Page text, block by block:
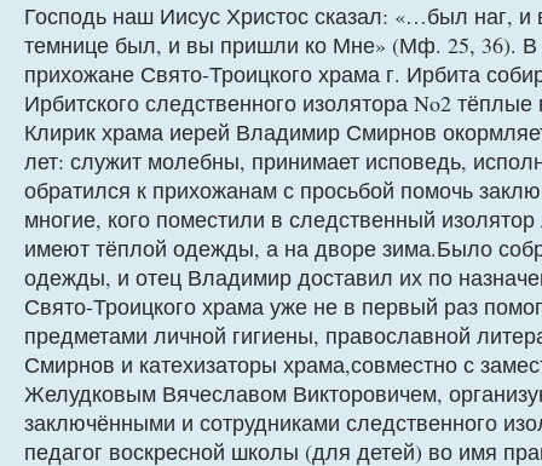
Господь наш Иисус Христос сказал: «…был наг,
темнице был, и вы пришли ко Мне» (Мф. 25, 36). В
прихожане Свято-Троицкого храма г. Ирбита
Ирбитского следственного изолятора No2
Клирик храма иерей Владимир Смирнов
лет: служит молебны, принимает исповедь,
обратился к прихожанам с просьбой помочь
многие, кого поместили в следственный
имеют тёплой одежды, а на дворе зима.Было
одежды, и отец Владимир доставил их по
Свято-Троицкого храма уже не в первый раз
предметами личной гигиены, православной
Смирнов и катехизаторы храма,совместно с
Желудковым Вячеславом Викторовичем,
заключёнными и сотрудниками следственного
педагог воскресной школы (для детей) во имя